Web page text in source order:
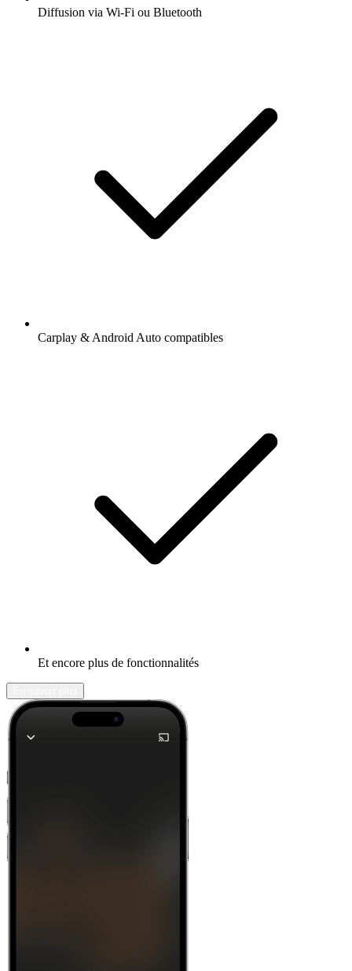
Diffusion via Wi-Fi ou Bluetooth
Carplay & Android Auto compatibles
Et encore plus de fonctionnalités